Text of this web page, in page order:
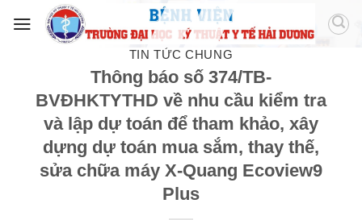
TIN TỨC CHUNG
Thông báo số 374/TB-
BVĐHKTYTHD về nhu cầu kiểm tra
và lập dự toán để tham khảo, xây
dựng dự toán mua sắm, thay thế,
sửa chữa máy X-Quang Ecoview9
Plus